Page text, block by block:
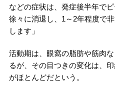
などの症状は、発症後半年で
徐々に消退し、1～2年程度で
します」
活動期は、眼窩の脂肪や筋肉
るが、その目つきの変化は、
がほとんどだという。